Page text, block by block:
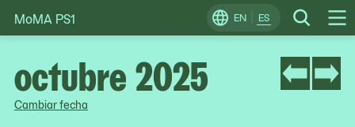
Skip
to
EN ES Search
Change
Locale
MoMA PS1
Cambiar fecha
octubre 2025